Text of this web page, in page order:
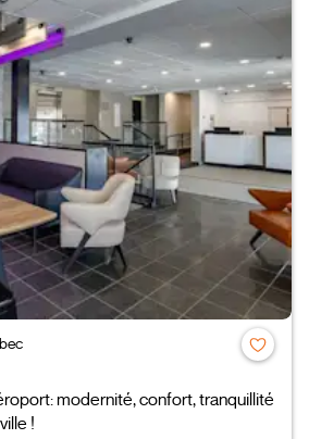
modernité, confort, tranquillité
!